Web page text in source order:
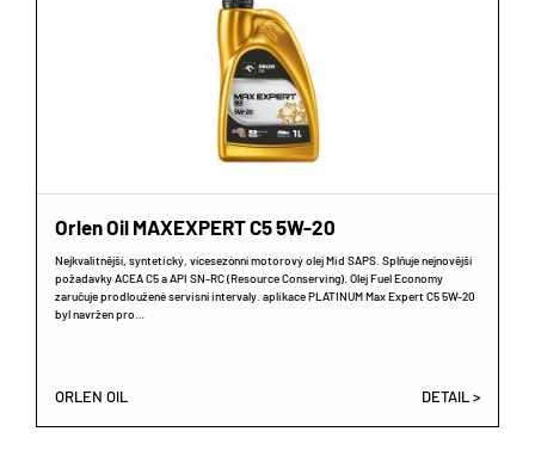
Orlen Oil MAXEXPERT C5 5W-20
Nejkvalitnější, syntetický, vícesezónní motorový olej Mid SAPS. Splňuje nejnovější
požadavky ACEA C5 a API SN-RC (Resource Conserving). Olej Fuel Economy
zaručuje prodloužené servisní intervaly. aplikace PLATINUM Max Expert C5 5W-20
byl navržen pro…
ORLEN OIL DETAIL >